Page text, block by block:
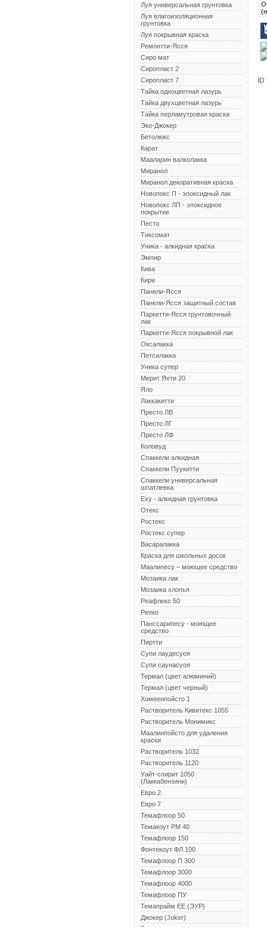
Луя универсальная грунтовка
Луя влагоизоляционная
грунтовка
Луя покрывная краска
Ремонтти-Ясся
Сиро мат
Сиропласт 2
Сиропласт 7
Тайка одноцветная лазурь
Тайка двухцветная лазурь
Тайка перламутровая краска
Эко-Джокер
Бетолюкс
Карат
Мааларин валколакка
Миранол
Миранол декоративная краска
Новопокс П - эпоксидный лак
Новопокс ЛП - эпоксидное
покрытие
Песто
Тиксомат
Уника - алкидная краска
Эмпир
Кива
Кири
Панели-Ясся
Панели-Ясся защитный состав
Паркетти-Ясся грунтовочный
лак
Паркетти-Ясся покрывной лак
Оксалакка
Петсилакка
Уника супер
Мерит Яхти 20
Яло
Лаккакитти
Престо ЛВ
Престо ЛГ
Престо ЛФ
Коловуд
Спаккели алкидная
Спаккели Пуукитти
Спаккели универсальная
шпатлевка
Еху - алкидная грунтовка
Отекс
Ростекс
Ростекс супер
Васаралакка
Краска для школьных досок
Маалипесу – моющее средство
Мозаика лак
Мозаика хлопья
Реафлекс 50
Репко
Панссарипесу - моющее
средство
Пиртти
Супи лаудесуоя
Супи саунасуоя
Термал (цвет алюминий)
Термал (цвет черный)
Хомеенпойсто 1
Растворитель Кивитекс 1055
Растворитель Монимикс
Маалинпойсто для удаления
краски
Растворитель 1032
Растворитель 1120
Уайт-спирит 1050
(Лаккабензини)
Евро 2
Евро 7
Темафлоор 50
Темакоут РМ 40
Темафлоор 150
Фонтекоут ФЛ 100
Темафлоор П 300
Темафлоор 3000
Темафлоор 4000
Темафлоор ПУ
Темапрайм ЕЕ (ЭУР)
Джокер (Joker)